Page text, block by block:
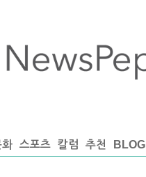
화 스포츠 칼럼 추천 BLOG